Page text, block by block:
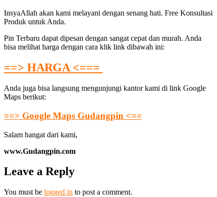
InsyaAllah akan kami melayani dengan senang hati. Free Konsultasi
Produk untuk Anda.
Pin Terbaru dapat dipesan dengan sangat cepat dan murah. Anda
bisa melihat harga dengan cara klik link dibawah ini:
==> HARGA <===
Anda juga bisa langsung mengunjungi kantor kami di link Google
Maps berikut:
==> Google Maps Gudangpin <==
Salam hangat dari kami,
www.Gudangpin.com
Leave a Reply
You must be logged in to post a comment.